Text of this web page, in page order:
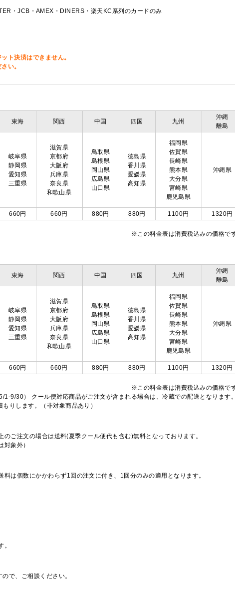
・JCB・AMEX・DINERS・楽天KC系列のカードのみ
ト決済はできません。
い。
東海 関西 中国 四国 九州
沖縄
離島
岐阜県
静岡県
愛知県
三重県
滋賀県
京都府
大阪府
兵庫県
奈良県
和歌山県
鳥取県
島根県
岡山県
広島県
山口県
徳島県
香川県
愛媛県
高知県
福岡県
佐賀県
長崎県
熊本県
大分県
宮崎県
鹿児島県
沖縄県
660円 660円 880円 880円 1100円 1320円
※この料金表は消費税込みの価格です
東海 関西 中国 四国 九州
沖縄
離島
岐阜県
静岡県
愛知県
三重県
滋賀県
京都府
大阪府
兵庫県
奈良県
和歌山県
鳥取県
島根県
岡山県
広島県
山口県
徳島県
香川県
愛媛県
高知県
福岡県
佐賀県
長崎県
熊本県
大分県
宮崎県
鹿児島県
沖縄県
660円 660円 880円 880円 1100円 1320円
※この料金表は消費税込みの価格です
30） クール便対応商品がご注文が含まれる場合は、冷蔵での配送となります
りします。（非対象商品あり）
ご注文の場合は送料(夏季クール便代も含む)無料となっております。
象外）
は個数にかかわらず1回の注文に付き、1回分のみの適用となります。
で、ご相談ください。